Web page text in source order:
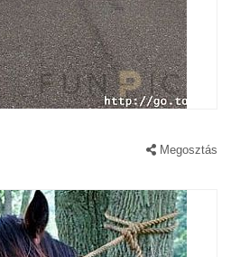
Megosztás